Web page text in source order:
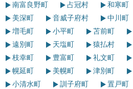
南富良野町
占冠村 和寒町
美深町
音威子府村 中川町
増毛町
小平町 苫前町
遠別町
天塩町 猿払村
枝幸町
豊富町 礼文町
幌延町
美幌町 津別町
小清水町
訓子府町 置戸町